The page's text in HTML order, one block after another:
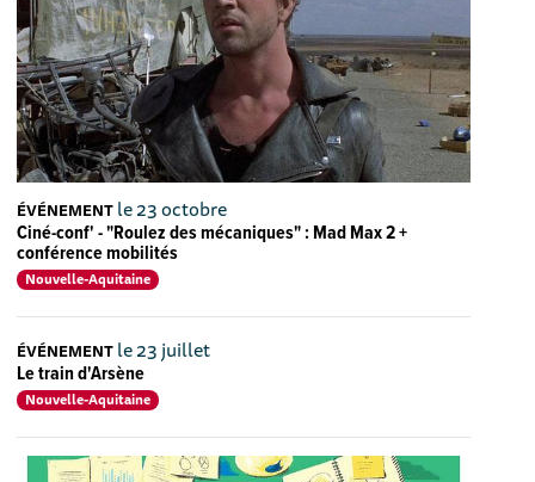
ÉVÉNEMENT le 23 octobre
Ciné-conf' - "Roulez des mécaniques" : Mad Max 2 +
conférence mobilités
Nouvelle-Aquitaine
ÉVÉNEMENT le 23 juillet
Le train d'Arsène
Nouvelle-Aquitaine